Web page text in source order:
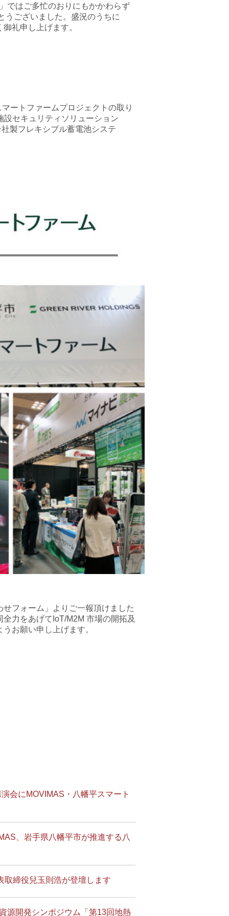
ではご多忙のおりにもかかわらず
ございました。盛況のうちに
礼申し上げます。
ートファームプロジェクトの取り
セキュリティソリューション
製フレキシブル蓄電池システ
フォーム」よりご一報頂けました
力をあげてIoT/M2M 市場の開拓及
お願い申し上げます。
会にMOVIMAS・八幡平スマート
、岩手県八幡平市が推進する八
取締役兒玉則浩が登壇します
源開発シンポジウム「第13回地熱